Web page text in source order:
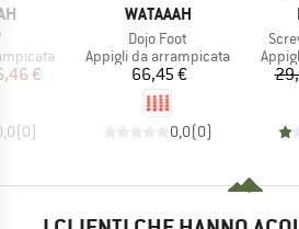
ridotto
€
(0)
MARCHIO
WATAAAH
Articolo
Dojo Foot
Gruppo di prodotti
Appigli da arrampicata
Prezzo
66,45 €
0,0(0)